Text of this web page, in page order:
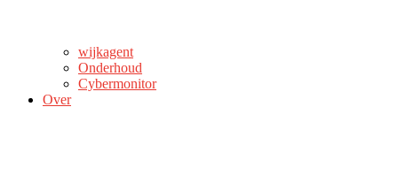
wijkagent
Onderhoud
Cybermonitor
Over